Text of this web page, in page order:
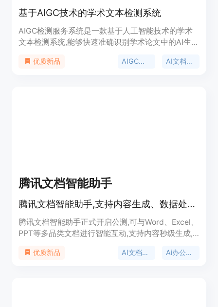
基于AIGC技术的学术文本检测系统
AIGC检测服务系统是一款基于人工智能技术的学术
文本检测系统,能够快速准确识别学术论文中的AI生成
语言模型算法,结合AIGC检测技术,从语言和语义两个
优质新品 AIGC检测 AI文档工具
腾讯文档智能助手
腾讯文档智能助手,支持内容生成、数据处理、版式美化等创作需求
腾讯文档智能助手正式开启公测,可与Word、Excel、
PPT等多品类文档进行智能互动,支持内容秒级生成,
有:可基于标题或描述生成多类型文档内容,支持函数
优质新品 AI文档工具 Ai办公助手